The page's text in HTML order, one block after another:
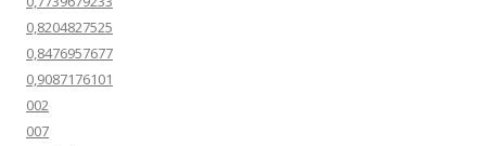
0,8204827525
0,8476957677
0,9087176101
002
007